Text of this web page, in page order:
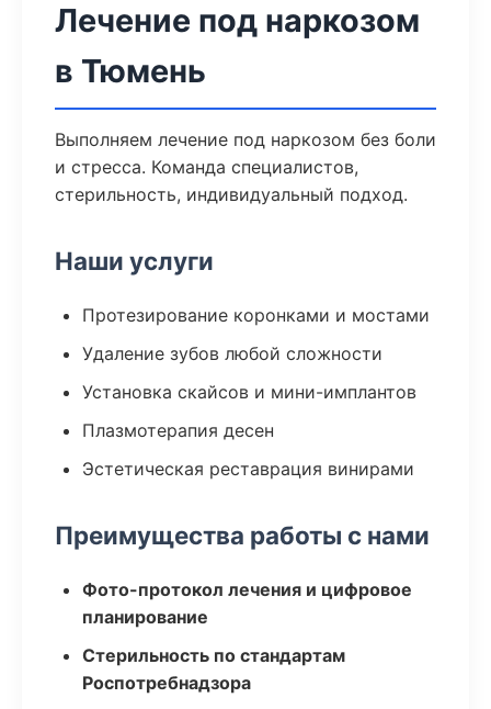
Лечение под наркозом
в Тюмень
Выполняем лечение под наркозом без боли
и стресса. Команда специалистов,
стерильность, индивидуальный подход.
Наши услуги
Протезирование коронками и мостами
Удаление зубов любой сложности
Установка скайсов и мини-имплантов
Плазмотерапия десен
Эстетическая реставрация винирами
Преимущества работы с нами
Фото-протокол лечения и цифровое
планирование
Стерильность по стандартам
Роспотребнадзора